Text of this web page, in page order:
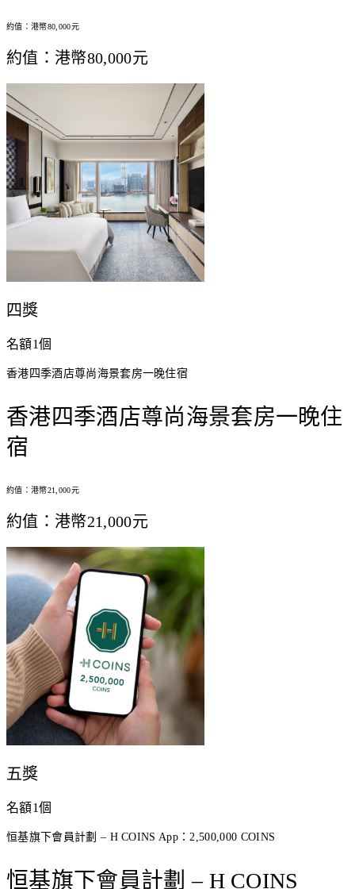
約值：港幣80,000元
約值：港幣80,000元
四獎
名額1個
香港四季酒店尊尚海景套房一晚住宿
香港四季酒店尊尚海景套房一晚住
宿
約值：港幣21,000元
約值：港幣21,000元
五獎
名額1個
恒基旗下會員計劃 – H COINS App：2,500,000 COINS
恒基旗下會員計劃 – H COINS